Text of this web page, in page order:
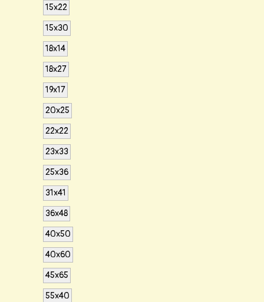
15х22
15х30
18х14
18х27
19х17
20х25
22х22
23х33
25х36
31х41
36х48
40х50
40х60
45х65
55х40